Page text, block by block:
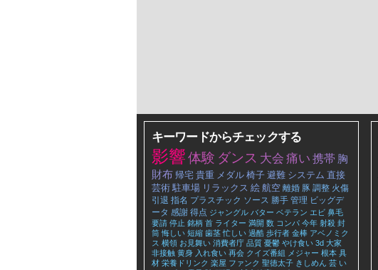
キーワードからチェックする
影響体験 ダンス 大会 痛い 携帯 胸
財布 帰宅 貴重 メダル 椅子 避難 システム 直接
芸術 駐車場 リラックス 絵 航空 離婚 豚 調整 火傷
引退 指名 プラスチック ソース 勝手 管理 ビッグデ
ータ 感謝 得点 ジャングル バター ベテラン エビ 鼻毛
要請 停止 銘柄 首 ライター 満開 数 コンパ 今年 射殺 封
筒 悔しい 短縮 歯茎 忙しい 過酷 歩行者 金棒 アベノミク
ス 横領 お見舞い 消費者庁 品質 憂鬱 やけ食い 3d 大家
非接触 黄身 入れ食い 再会 クイズ番組 メジャー 根本 具
材 栄養ドリンク 楽屋 ファンク 聖徳太子 きしめん 芸 い